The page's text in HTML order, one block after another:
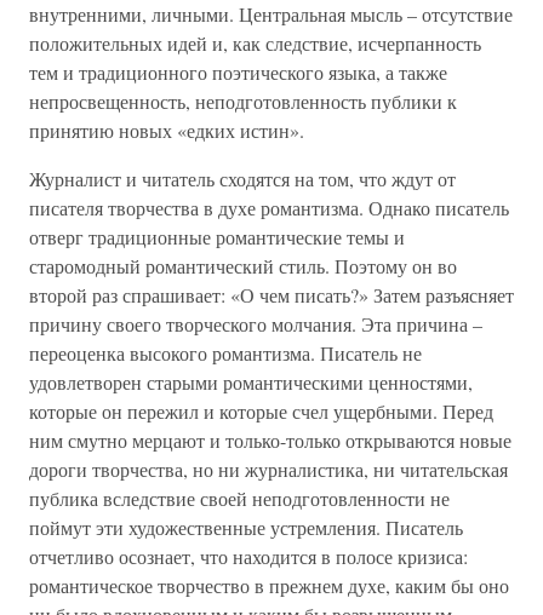
внутренними, личными. Центральная мысль – отсутствие
положительных идей и, как следствие, исчерпанность
тем и традиционного поэтического языка, а также
непросвещенность, неподготовленность публики к
принятию новых «едких истин».
Журналист и читатель сходятся на том, что ждут от
писателя творчества в духе романтизма. Однако писатель
отверг традиционные романтические темы и
старомодный романтический стиль. Поэтому он во
второй раз спрашивает: «О чем писать?» Затем разъясняет
причину своего творческого молчания. Эта причина –
переоценка высокого романтизма. Писатель не
удовлетворен старыми романтическими ценностями,
которые он пережил и которые счел ущербными. Перед
ним смутно мерцают и только-только открываются новые
дороги творчества, но ни журналистика, ни читательская
публика вследствие своей неподготовленности не
поймут эти художественные устремления. Писатель
отчетливо осознает, что находится в полосе кризиса:
романтическое творчество в прежнем духе, каким бы оно